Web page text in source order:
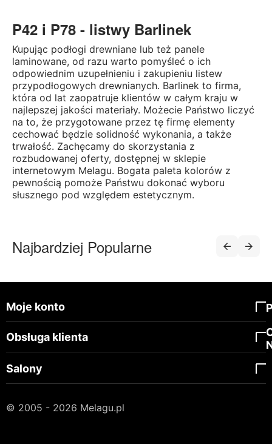
P42 i P78 - listwy Barlinek
Kupując podłogi drewniane lub też panele
laminowane, od razu warto pomyśleć o ich
odpowiednim uzupełnieniu i zakupieniu listew
przypodłogowych drewnianych. Barlinek to firma,
która od lat zaopatruje klientów w całym kraju w
najlepszej jakości materiały. Możecie Państwo liczyć
na to, że przygotowane przez tę firmę elementy
cechować będzie solidność wykonania, a także
trwałość. Zachęcamy do skorzystania z
rozbudowanej oferty, dostępnej w sklepie
internetowym Melagu. Bogata paleta kolorów z
pewnością pomoże Państwu dokonać wyboru
słusznego pod względem estetycznym.
Najbardziej Popularne
Moje konto
Obsługa klienta
Salony
© 2005 - 2026 Melagu.pl